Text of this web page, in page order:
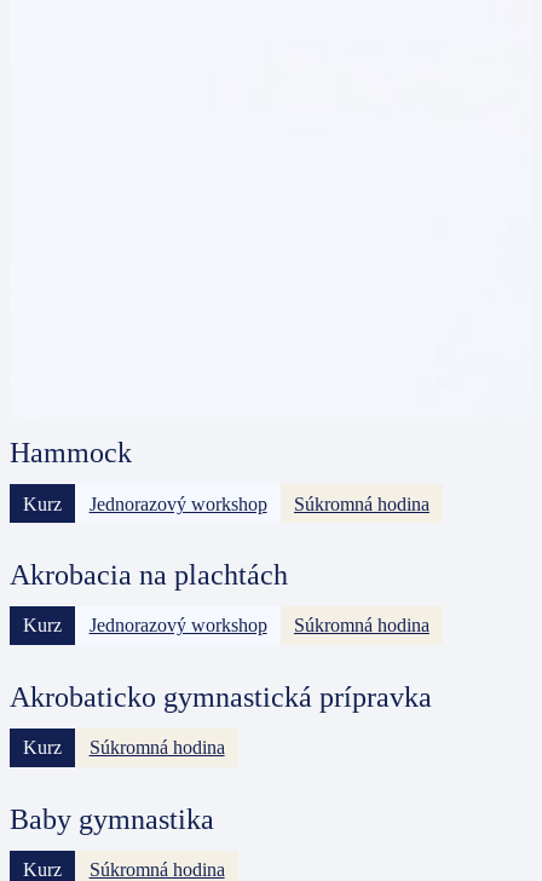
Hammock
Kurz Jednorazový workshop Súkromná hodina
Akrobacia na plachtách
Kurz Jednorazový workshop Súkromná hodina
Akrobaticko gymnastická prípravka
Kurz Súkromná hodina
Baby gymnastika
Kurz Súkromná hodina